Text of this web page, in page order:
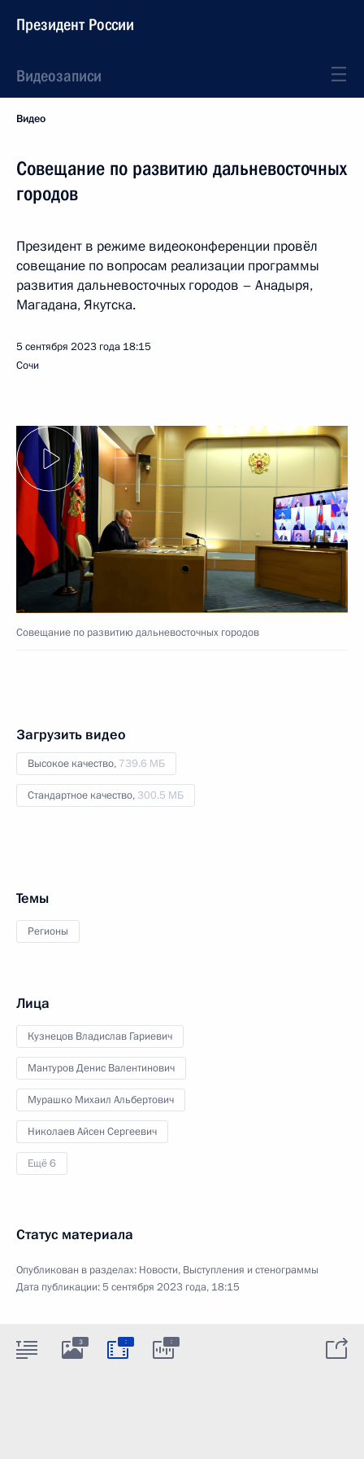
Президент России
Видеозаписи
Видео
Совещание по развитию дальневосточных
городов
Президент в режиме видеоконференции провёл
совещание по вопросам реализации программы
развития дальневосточных городов – Анадыря,
Магадана, Якутска.
5 сентября 2023 года 18:15
Сочи
Совещание по развитию дальневосточных городов
Загрузить видео
Высокое качество, 739.6 МБ
Стандартное качество, 300.5 МБ
Темы
Регионы
Лица
Кузнецов Владислав Гариевич
Мантуров Денис Валентинович
Мурашко Михаил Альбертович
Николаев Айсен Сергеевич
Ещё 6
Статус материала
Опубликован в разделах: Новости, Выступления и стенограммы
Дата публикации:5 сентября 2023 года, 18:15
3 : :